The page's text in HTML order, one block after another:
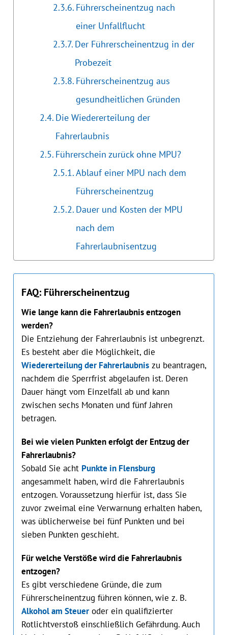
Führerscheinentzug nach
einer Unfallflucht
Der Führerscheinentzug in der
Probezeit
Führerscheinentzug aus
gesundheitlichen Gründen
Die Wiedererteilung der
Fahrerlaubnis
Führerschein zurück ohne MPU?
Ablauf einer MPU nach dem
Führerscheinentzug
Dauer und Kosten der MPU
nach dem
Fahrerlaubnisentzug
FAQ: Führerscheinentzug
Wie lange kann die Fahrerlaubnis entzogen
werden?
Die Entziehung der Fahrerlaubnis ist unbegrenzt.
Es besteht aber die Möglichkeit, die
Wiedererteilung der Fahrerlaubniszu beantragen,
nachdem die Sperrfrist abgelaufen ist. Deren
Dauer hängt vom Einzelfall ab und kann
zwischen sechs Monaten und fünf Jahren
betragen.
Bei wie vielen Punkten erfolgt der Entzug der
Fahrerlaubnis?
Sobald Sie acht Punkte in Flensburg
angesammelt haben, wird die Fahrerlaubnis
entzogen. Voraussetzung hierfür ist, dass Sie
zuvor zweimal eine Verwarnung erhalten haben,
was üblicherweise bei fünf Punkten und bei
sieben Punkten geschieht.
Für welche Verstöße wird die Fahrerlaubnis
entzogen?
Es gibt verschiedene Gründe, die zum
Führerscheinentzug führen können, wie z. B.
Alkohol am Steueroder ein qualifizierter
Rotlichtverstoß einschließlich Gefährdung. Auch